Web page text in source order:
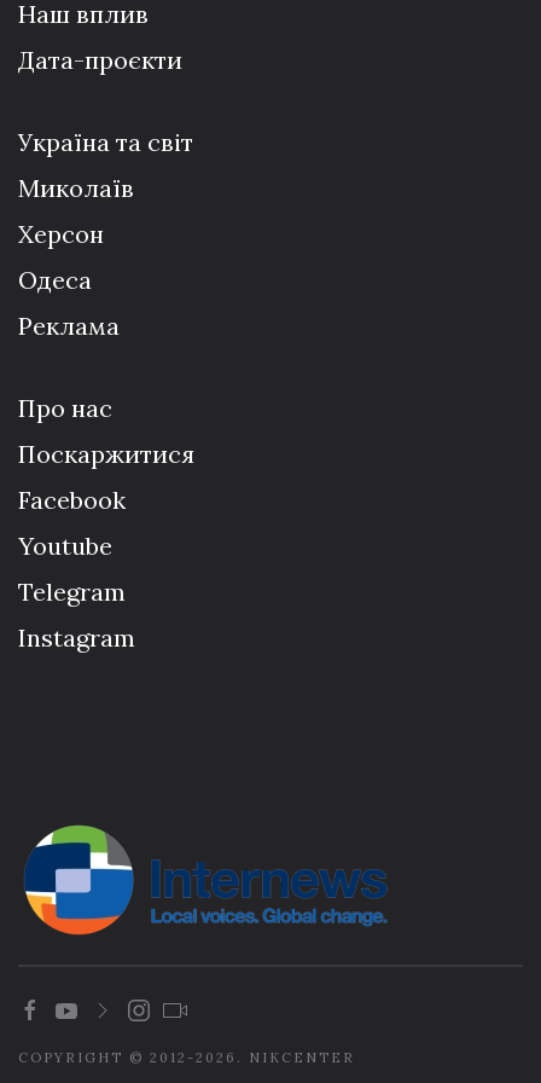
Наш вплив
Дата-проєкти
Україна та світ
Миколаїв
Херсон
Одеса
Реклама
Про нас
Поскаржитися
Facebook
Youtube
Telegram
Instagram
COPYRIGHT © 2012-2026. NIKCENTER